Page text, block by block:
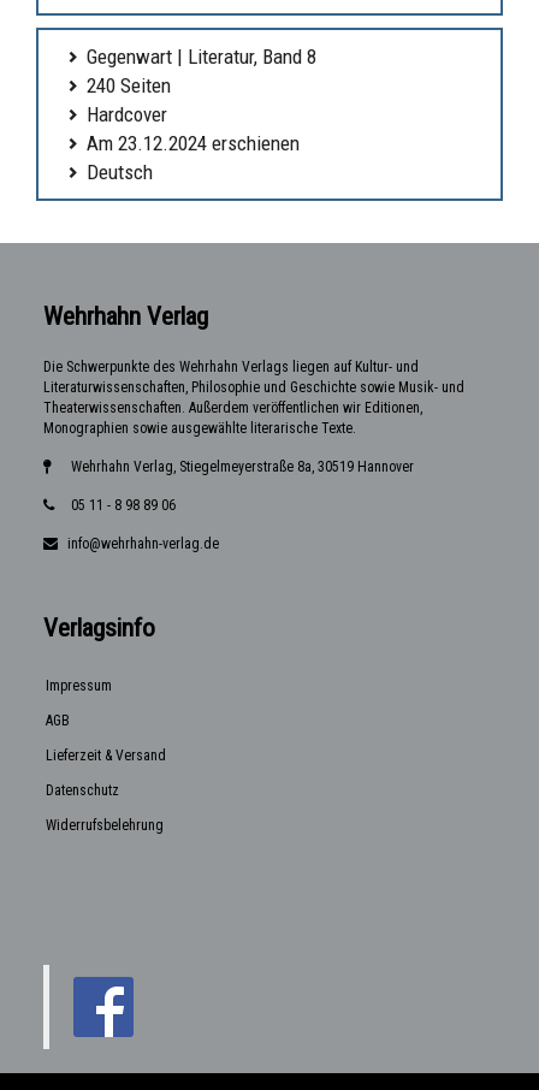
Gegenwart | Literatur, Band 8
240 Seiten
Hardcover
Am 23.12.2024 erschienen
Deutsch
Wehrhahn Verlag
Die Schwerpunkte des Wehrhahn Verlags liegen auf Kultur- und
Literaturwissenschaften, Philosophie und Geschichte sowie Musik- und
Theaterwissenschaften. Außerdem veröffentlichen wir Editionen,
Monographien sowie ausgewählte literarische Texte.
Wehrhahn Verlag, Stiegelmeyerstraße 8a, 30519 Hannover
05 11 - 8 98 89 06
info@wehrhahn-verlag.de
Verlagsinfo
Impressum
AGB
Lieferzeit & Versand
Datenschutz
Widerrufsbelehrung